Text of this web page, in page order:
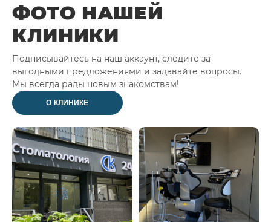
ФОТО НАШЕЙ
КЛИНИКИ
Подписывайтесь на наш аккаунт, следите за
выгодными предложениями и задавайте вопросы.
Мы всегда рады новым знакомствам!
О КЛИНИКЕ